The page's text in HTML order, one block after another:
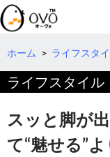
検
索
コ
テ
ツ
へ
動
ホーム > ライフスタ
ライフスタイル
スッと脚が
て“魅せる”